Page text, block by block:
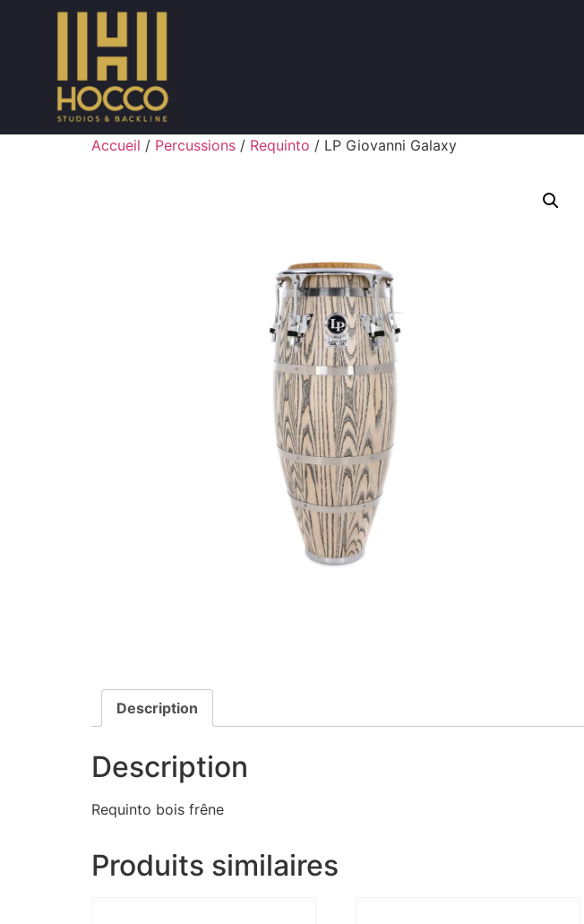
Accueil / Percussions / Requinto / LP Giovanni Galaxy
Description
Description
Requinto bois frêne
Produits similaires